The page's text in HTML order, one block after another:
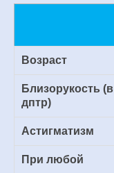
Возраст
Близорукость (в
дптр)
Астигматизм
При любой